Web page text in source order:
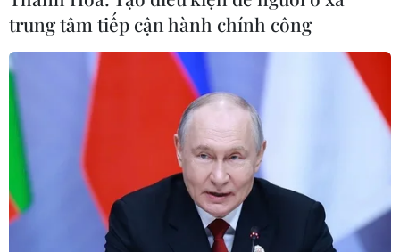
Làn sóng tấn công mạng nhằm vào
các quỹ đầu cơ lớn của Mỹ
06/08/2026 06:47
Đồng USD trước bước ngoặt do đồng
yen mạnh lên và số liệu việc làm Mỹ
06/08/2026 05:14
trung tâm tiếp cận hành chính công